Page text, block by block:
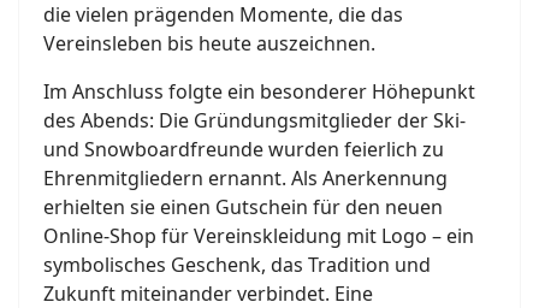
die vielen prägenden Momente, die das
Vereinsleben bis heute auszeichnen.
Im Anschluss folgte ein besonderer Höhepunkt
des Abends: Die Gründungsmitglieder der Ski-
und Snowboardfreunde wurden feierlich zu
Ehrenmitgliedern ernannt. Als Anerkennung
erhielten sie einen Gutschein für den neuen
Online-Shop für Vereinskleidung mit Logo – ein
symbolisches Geschenk, das Tradition und
Zukunft miteinander verbindet. Eine